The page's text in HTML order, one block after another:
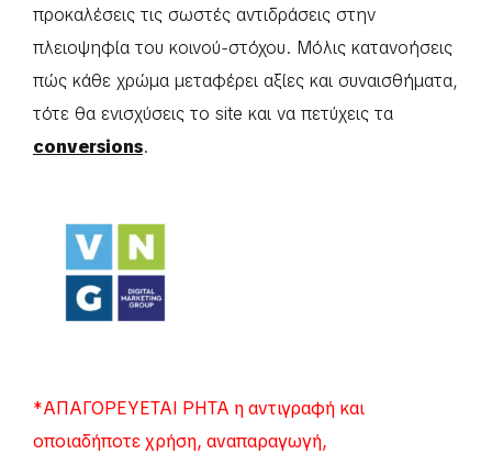
προκαλέσεις τις σωστές αντιδράσεις στην
πλειοψηφία του κοινού-στόχου. Μόλις κατανοήσεις
πώς κάθε χρώμα μεταφέρει αξίες και συναισθήματα,
τότε θα ενισχύσεις το site και να πετύχεις τα
conversions.
*ΑΠΑΓΟΡΕΥΕΤΑΙ ΡΗΤΑ η αντιγραφή και
οποιαδήποτε χρήση, αναπαραγωγή,